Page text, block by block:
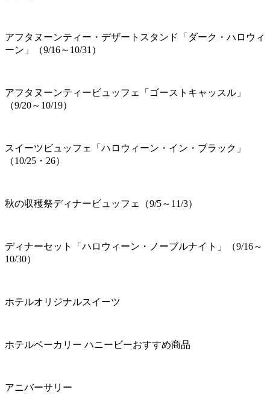
アフタヌーンティー・デザートスタンド「ダーク・ハロウィ
ーン」（9/16～10/31）
アフタヌーンティービュッフェ「ゴーストキャッスル」
（9/20～10/19）
スイーツビュッフェ「ハロウィーン・イン・ブラック」
（10/25・26）
秋の収穫祭ディナービュッフェ（9/5～11/3）
ディナーセット「ハロウィーン・ノーブルナイト」（9/16～
10/30）
ホテルオリジナルスイーツ
ホテルベーカリー ハニービーおすすめ商品
アニバーサリー